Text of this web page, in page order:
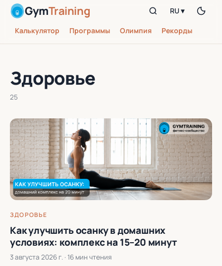
GymTraining
Калькулятор Программы Олимпия Рекорды
RU ▾
Здоровье
25
ЗДОРОВЬЕ
Как улучшить осанку в домашних
условиях: комплекс на 15–20 минут
3 августа 2026 г. · 16 мин чтения